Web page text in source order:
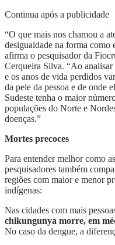
Continua após a publicidade
“O que mais nos chamou a
desigualdade na forma como
afirma o pesquisador da
Cerqueira Silva. “Ao
e os anos de vida perdidos
da pele da pessoa e de onde
Sudeste tenha o maior
populações do Norte e
doenças.”
Mortes precoces
Para entender melhor como
pesquisadores também
regiões com maior e menor
indígenas:
Nas cidades com mais
chikungunya morre, em
No caso da dengue, a